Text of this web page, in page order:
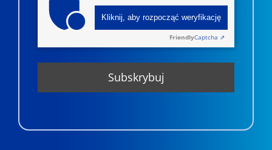
Kliknij, aby rozpocząć weryfikację
FriendlyCaptcha ⇗